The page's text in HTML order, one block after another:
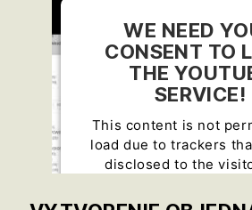
WE NEED
CONSENT TO
THE
SERVICE!
This content is not
load due to trackers
disclosed to the
site with their CMP to